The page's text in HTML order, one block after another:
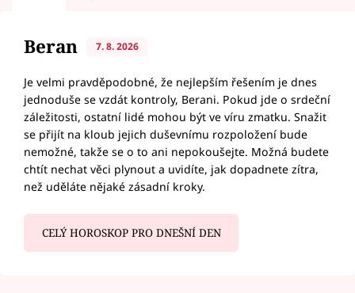
Beran 7. 8. 2026
Je velmi pravděpodobné, že nejlepším řešením je dnes
jednoduše se vzdát kontroly, Berani. Pokud jde o srdeční
záležitosti, ostatní lidé mohou být ve víru zmatku. Snažit
se přijít na kloub jejich duševnímu rozpoložení bude
nemožné, takže se o to ani nepokoušejte. Možná budete
chtít nechat věci plynout a uvidíte, jak dopadnete zítra,
než uděláte nějaké zásadní kroky.
CELÝ HOROSKOP PRO DNEŠNÍ DEN